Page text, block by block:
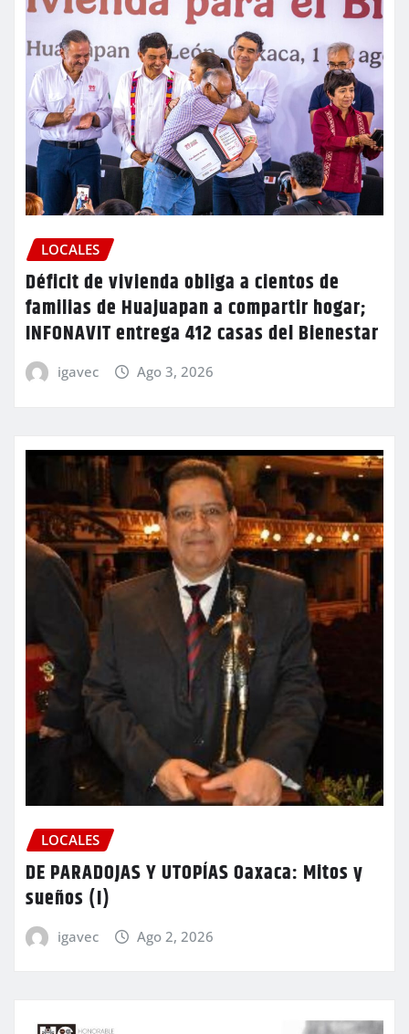
LOCALES
Déficit de vivienda obliga a cientos de
familias de Huajuapan a compartir hogar;
INFONAVIT entrega 412 casas del Bienestar
igavec Ago 3, 2026
LOCALES
DE PARADOJAS Y UTOPÍAS Oaxaca: Mitos y
sueños (I)
igavec Ago 2, 2026